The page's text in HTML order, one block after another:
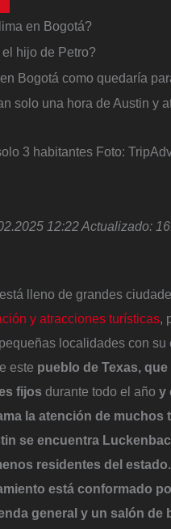
en Bogotá?
hijo de Petro?
Bogotá como quedaría
solo una hora de Austin y
3 habitantes Foto:
12:22Actualizado:
lleno de grandes
y atracciones turísticas,
localidades con su
este pueblo de Texas,
fijos durante todo el año y
la atención de muchos
se encuentra
residentes del estado
está conformado
general y un salón de